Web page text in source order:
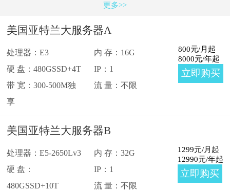
佛吉尼亚
亚特兰大
更多>>
美国亚特兰大服务器A
处理器：E3
硬 盘：480GSSD+4T
带 宽：300-500M独
享
内 存：16G
IP：1
流 量：不限
800元/月起
8000元/年起
立即购买
美国亚特兰大服务器B
处理器：E5-2650Lv3
硬 盘：
480GSSD+10T
内 存：32G
IP：1
流 量：不限
1299元/月起
12990元/年起
立即购买